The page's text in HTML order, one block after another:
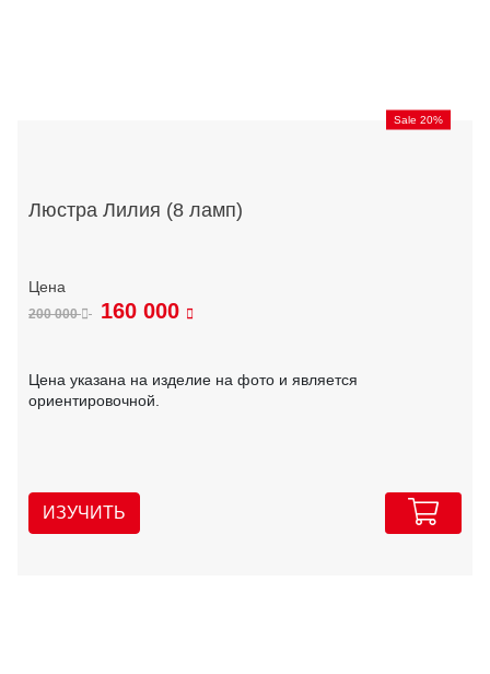
Sale 20%
Люстра Лилия (8 ламп)
200 000 160 000
Цена указана на изделие на фото и является
ориентировочной.
ИЗУЧИТЬ